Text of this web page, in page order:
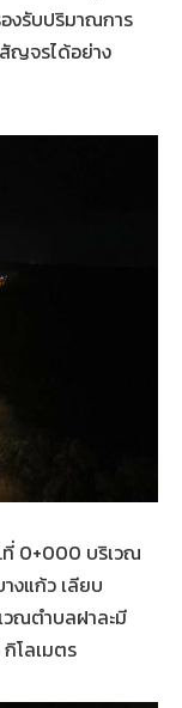
งรับปริมาณการ
ญจรได้อย่าง
ที่ 0+000 บริเวณ
งแก้ว เลียบ
วณตำบลฝาละมี
กิโลเมตร